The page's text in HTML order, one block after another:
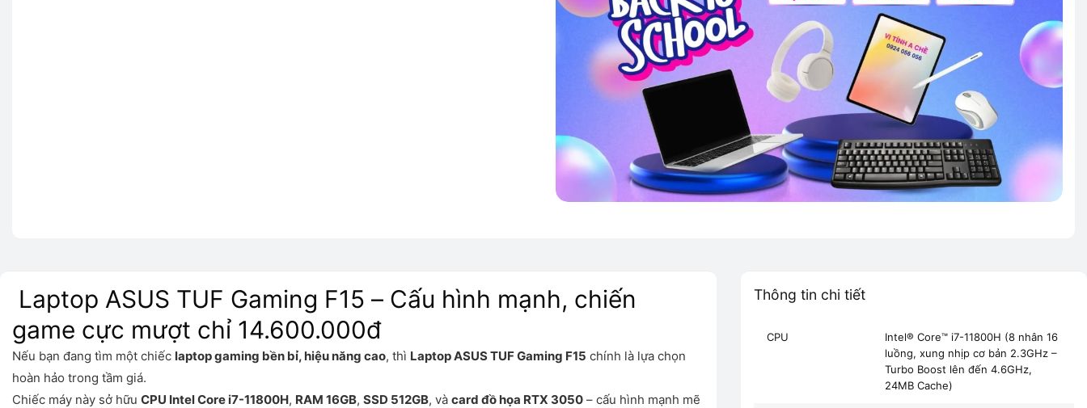
Laptop ASUS TUF Gaming F15 – Cấu hình mạnh, chiến
game cực mượt chỉ 14.600.000đ
Nếu bạn đang tìm một chiếc laptop gaming bền bỉ, hiệu năng cao, thì Laptop ASUS TUF Gaming F15 chính là lựa chọn
hoàn hảo trong tầm giá.
Chiếc máy này sở hữu CPU Intel Core i7-11800H, RAM 16GB, SSD 512GB, và card đồ họa RTX 3050 – cấu hình mạnh mẽ
Thông tin chi tiết
CPU
Intel® Core™ i7-11800H (8 nhân 16
luồng, xung nhịp cơ bản 2.3GHz –
Turbo Boost lên đến 4.6GHz,
24MB Cache)